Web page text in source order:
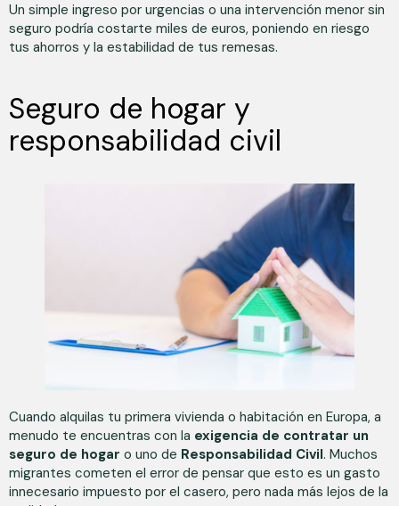
Un simple ingreso por urgencias o una intervención menor sin
seguro podría costarte miles de euros, poniendo en riesgo
tus ahorros y la estabilidad de tus remesas.
Seguro de hogar y
responsabilidad civil
Cuando alquilas tu primera vivienda o habitación en Europa, a
menudo te encuentras con la exigencia de contratar un
seguro de hogar o uno de Responsabilidad Civil. Muchos
migrantes cometen el error de pensar que esto es un gasto
innecesario impuesto por el casero, pero nada más lejos de la